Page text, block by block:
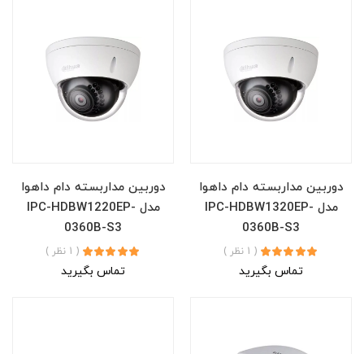
دوربین مداربسته دام داهوا
مدل IPC-HDBW1320EP-
0360B-S3
( 1 نظر )
تماس بگیرید
دوربین مداربسته دام داهوا
مدل IPC-HDBW1220EP-
0360B-S3
( 1 نظر )
تماس بگیرید